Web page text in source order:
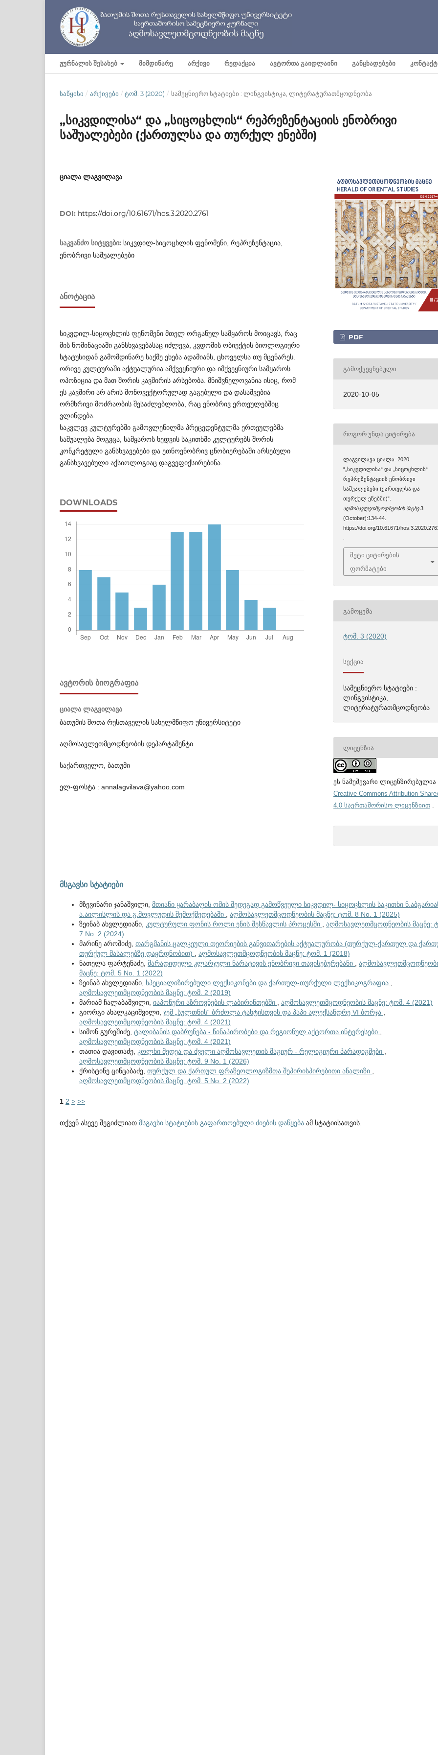
ᲟᲣᲠᲜᲐᲚᲘᲡ ᲨᲔᲡᲐᲮᲔᲑ ᲛᲘᲛᲓᲘᲜᲐᲠᲔ ᲐᲠᲥᲘᲕᲘ ᲠᲔᲓᲐᲥᲪᲘᲐ ᲐᲕᲢᲝᲠᲗᲐ ᲒᲐᲘᲓᲚᲐᲘᲜᲘ ᲒᲐᲜᲪᲮᲐᲓᲔᲑᲔᲑᲘ
ᲡᲐᲬᲧᲘᲡᲘ / ᲐᲠᲥᲘᲕᲔᲑᲘ / ᲢᲝᲛ. 3 (2020) / სამეცნიერო სტატიები : ლინგვისტიკა, ლიტერატურათმცოდნეობა
„სიკვდილისა“ და „სიცოცხლის“ რეპრეზენტაციის ენობრივი
საშუალებები (ქართულსა და თურქულ ენებში)
ციალა ლაგვილავა
DOI: https://doi.org/10.61671/hos.3.2020.2761
საკვანძო სიტყვები: სიკვდილ-სიცოცხლის ფენომენი, რეპრეზენტაცია,
ენობრივი საშუალებები
ᲐᲜᲝᲢᲐᲪᲘᲐ
სიკვდილ-სიცოცხლის ფენომენი მთელ ორგანულ სამყაროს მოიცავს, რაც
მის ნომინაციაში განსხვავებასაც იძლევა, კვდომის ობიექტის ბიოლოგიური
სტატუსიდან გამომდინარე საქმე ეხება ადამიანს, ცხოველსა თუ მცენარეს.
ორივე კულტურაში აქტუალურია ამქვეყნიური და იმქვეყნიური სამყაროს
ოპოზიცია და მათ შორის კავშირის არსებობა. მნიშვნელოვანია ისიც, რომ
ეს კავშირი არ არის მონოვექტორულად გაგებული და დასაშვებია
ორმხრივი მოძრაობის შესაძლებლობა, რაც ენობრივ ერთეულებშიც
ვლინდება.
საკვლევ კულტურებში გამოვლენილმა პრეცედენტულმა ერთეულებმა
საშუალება მოგვცა, სამყაროს ხედვის საკითხში კულტურებს შორის
კონკრეტული განსხვავებები და ეთნოენობრივ ცნობიერებაში არსებული
განსხვავებული აქსიოლოგიაც დაგვეფიქსირებინა.
DOWNLOADS
ᲐᲕᲢᲝᲠᲘᲡ ᲑᲘᲝᲒᲠᲐᲤᲘᲐ
ციალა ლაგვილავა
ბათუმის შოთა რუსთაველის სახელმწიფო უნივერსიტეტი
აღმოსავლეთმცოდნეობის დეპარტამენტი
საქართველო, ბათუმი
ელ-ფოსტა : annalagvilava@yahoo.com
PDF
ᲒᲐᲛᲝᲥᲕᲔᲧᲜᲔᲑᲣᲚᲘ
2020-10-05
ᲠᲝᲒᲝᲠ ᲣᲜᲓᲐ ᲪᲘᲢᲘᲠᲔᲑᲐ
ლაგვილავა ციალა. 2020.
“„სიკვდილისა“ და „სიცოცხლის“
რეპრეზენტაციის ენობრივი
საშუალებები (ქართულსა და
თურქულ ენებში)”.
აღმოსავლეთმცოდნეობის მაცნე3
(October):134-44.
https://doi.org/10.61671/
მეტი ციტირების
ფორმატები
ᲒᲐᲛᲝᲪᲔᲛᲐ
ტომ. 3 (2020)
ᲡᲔᲥᲪᲘᲐ
სამეცნიერო სტატიები :
ლინგვისტიკა,
ლიტერატურათმცოდნეობა
ᲚᲘᲪᲔᲜᲖᲘᲐ
ეს ნამუშევარი ლიცენზირებულია
Creative Commons Attribution-
4.0 საერთაშორისო ლიცენზიით .
მსგავსი სტატიები
მზევინარი ჯანაშვილი, მთიანი ყარაბაღის ომის შედეგად გამოწვეული სიკვდილ- სიცოცხლის საკითხი
ა.აილისლის და გ.მოვლუდის შემოქმედებაში , აღმოსავლეთმცოდნეობის მაცნე: ტომ. 8 No. 1 (2025)
ზეინაბ ახვლედიანი, კულტურული ფონის როლი ენის შესწავლის პროცესში , აღმოსავლეთმცოდნეობის მაცნე:
7 No. 2 (2024)
მარინე აროშიძე, თარგმანის ცალკეული თეორიების განვითარების აქტუალურობა (თურქულ-ქართულ და
თურქულ მასალებზე დაყრდნობით) , აღმოსავლეთმცოდნეობის მაცნე: ტომ. 1 (2018)
ნათელა ფარტენაძე, მარადიდული კლარჯული ნარატივის ენობრივი თავისებურებანი ,
მაცნე: ტომ. 5 No. 1 (2022)
ზეინაბ ახვლედიანი, სპეციალიზირებული ლექსიკონები და ქართულ-თურქული ლექსიკოგრაფია ,
აღმოსავლეთმცოდნეობის მაცნე: ტომ. 2 (2019)
მარიამ ჩალაბაშვილი, იაპონური აზროვნების ლაბირინთებში , აღმოსავლეთმცოდნეობის მაცნე: ტომ. 4 (2021)
გიორგი ახალკაციშვილი, ჯემ „სულთნის“ ბრძოლა ტახტისთვის და პაპი ალექსანდრე VI ბორჯა ,
აღმოსავლეთმცოდნეობის მაცნე: ტომ. 4 (2021)
სიმონ გურეშიძე, ტალიბანის დაბრუნება - წინაპირობები და რეგიონულ აქტორთა ინტერესები ,
აღმოსავლეთმცოდნეობის მაცნე: ტომ. 4 (2021)
თათია დავითაძე, კოლხი მედეა და ძველი აღმოსავლეთის მაგიურ - რელიგიური პარადიგმები ,
აღმოსავლეთმცოდნეობის მაცნე: ტომ. 9 No. 1 (2026)
ქრისტინე ცინცაბაძე, თურქულ და ქართულ ფრაზეოლოგიზმთა შეპირისპირებითი ანალიზი ,
აღმოსავლეთმცოდნეობის მაცნე: ტომ. 5 No. 2 (2022)
1 2 > >>
თქვენ ასევე შეგიძლიათ მსგავსი სტატიების გაფართოებული ძიების დაწყება ამ სტატიისათვის.